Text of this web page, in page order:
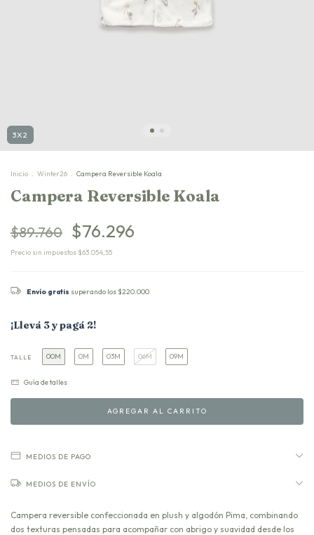
3X2
Inicio Winter26 Campera Reversible Koala
Campera Reversible Koala
$89.760 $76.296
Precio sin impuestos $63.054,55
Envío gratis superando los $220.000
¡Llevá 3 y pagá 2!
TALLE 00M 0M 03M 06M 09M
Guía de talles
MEDIOS DE PAGO
MEDIOS DE ENVÍO
Campera reversible confeccionada en plush y algodón Pima, combinando
dos texturas pensadas para acompañar con abrigo y suavidad desde los